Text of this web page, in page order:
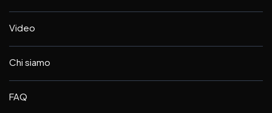
Video
Chi siamo
FAQ